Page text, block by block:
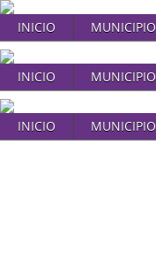
INICIO MUNICIPIO